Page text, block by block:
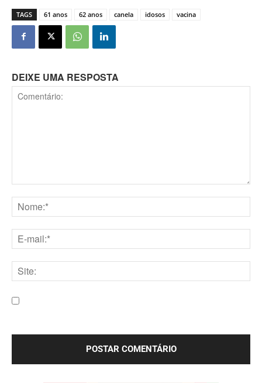
TAGS 61 anos 62 anos canela idosos vacina
DEIXE UMA RESPOSTA
mail:*